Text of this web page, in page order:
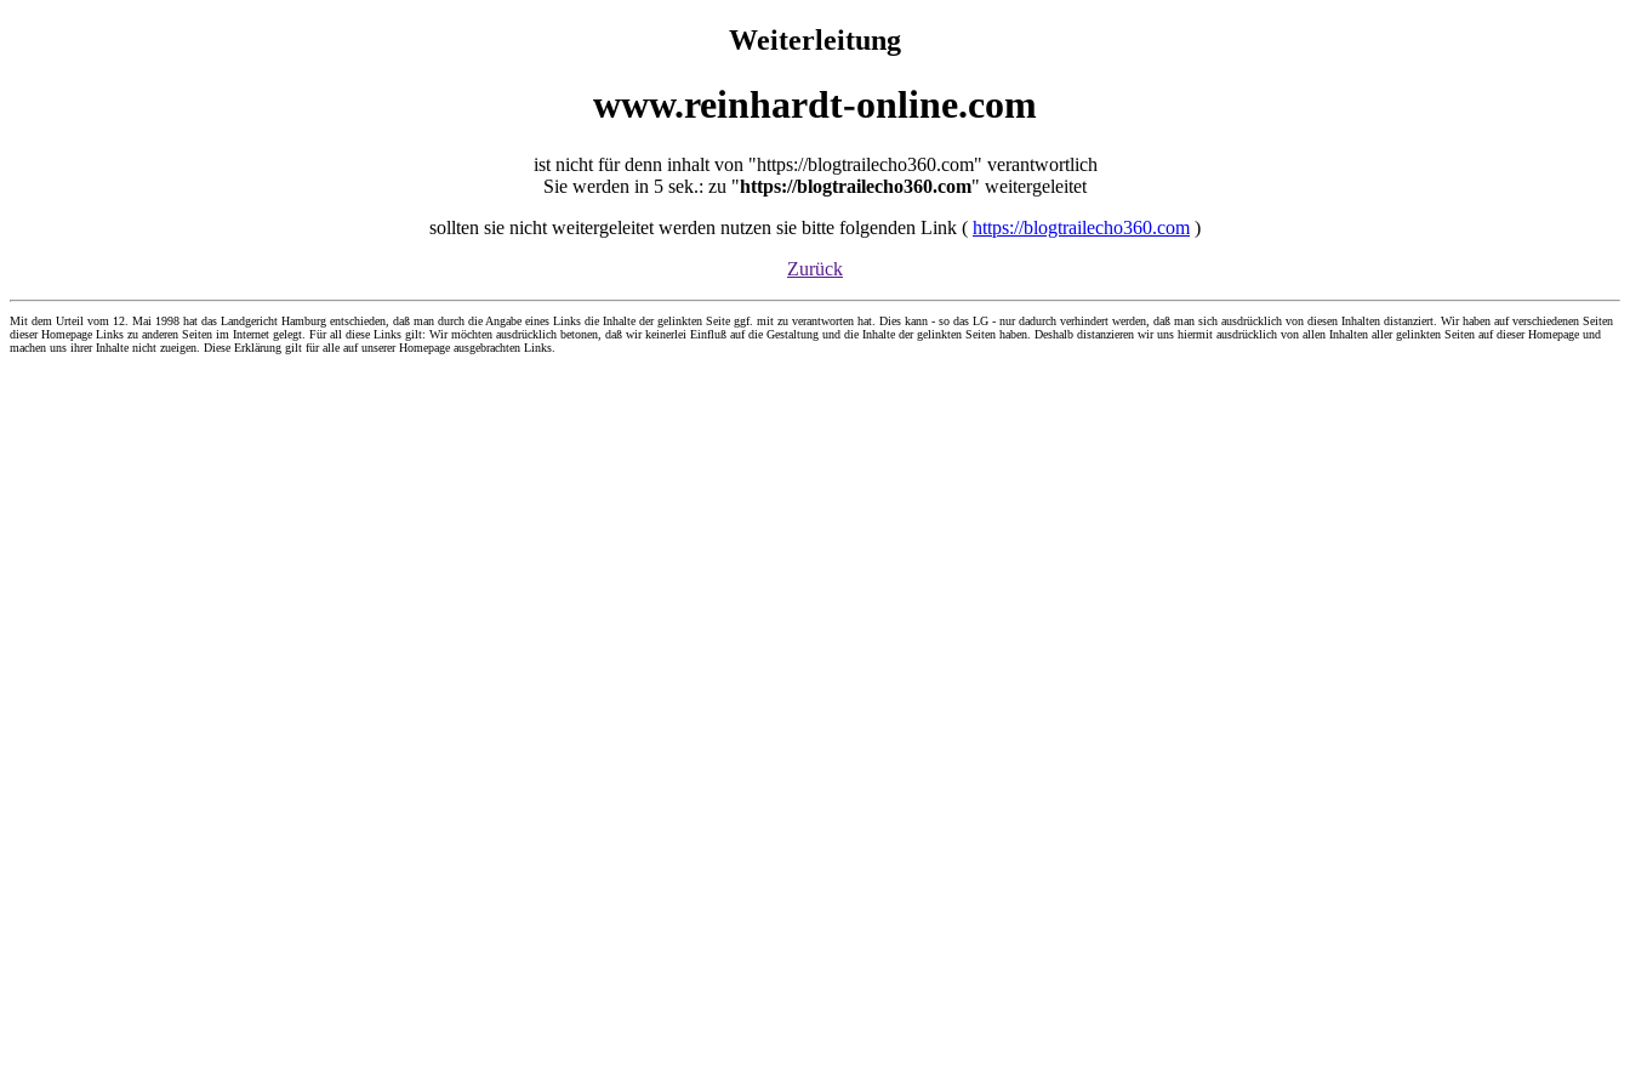
Weiterleitung
www.reinhardt-online.com
ist nicht für denn inhalt von "https://blogtrailecho360.com" verantwortlich
Sie werden in 5 sek.: zu "https://blogtrailecho360.com" weitergeleitet
sollten sie nicht weitergeleitet werden nutzen sie bitte folgenden Link ( https://blogtrailecho360.com )
Zurück
Mit dem Urteil vom 12. Mai 1998 hat das Landgericht Hamburg entschieden, daß man durch die Angabe eines Links die Inhalte der gelinkten Seite ggf. mit zu verantworten hat. Dies kann - so das LG - nur dadurch verhindert werden, daß man sich ausdrücklich von diesen Inhalten distanziert. Wir haben auf verschiedenen Seiten
dieser Homepage Links zu anderen Seiten im Internet gelegt. Für all diese Links gilt: Wir möchten ausdrücklich betonen, daß wir keinerlei Einfluß auf die Gestaltung und die Inhalte der gelinkten Seiten haben. Deshalb distanzieren wir uns hiermit ausdrücklich von allen Inhalten aller gelinkten Seiten auf dieser Homepage und
machen uns ihrer Inhalte nicht zueigen. Diese Erklärung gilt für alle auf unserer Homepage ausgebrachten Links.